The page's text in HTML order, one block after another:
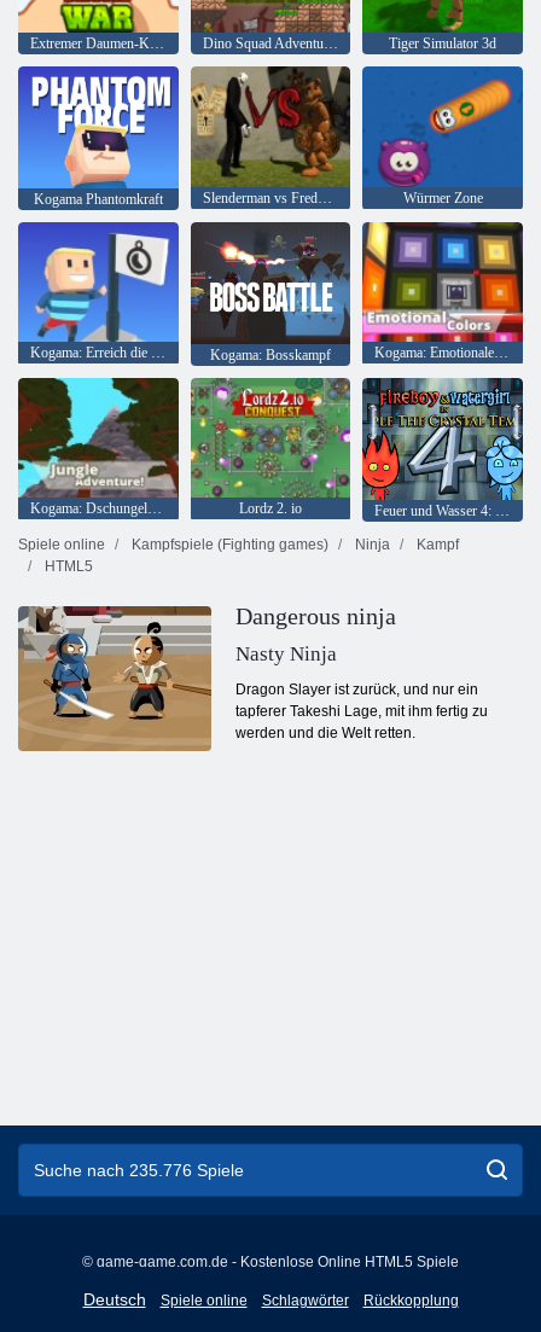
Extremer Daumen-Krieg Dino Squad Adventure 2 Tiger Simulator 3d
Kogama Phantomkraft Slenderman vs Freddy Der Fazbear Würmer Zone
Kogama: Erreich die Flagge Kogama: Bosskampf Kogama: Emotionale Farben
Kogama: Dschungelabenteuer Lordz 2. io
Spiele online
Kampfspiele (Fighting games) Ninja
Kampf
HTML5
Dangerous ninja
Nasty Ninja
Dragon Slayer ist zurück, und nur ein
tapferer Takeshi Lage, mit ihm fertig zu
werden und die Welt retten.
© game-game.com.de - Kostenlose Online HTML5 Spiele
Deutsch
English
Spiele online Schlagwörter Rückkopplung